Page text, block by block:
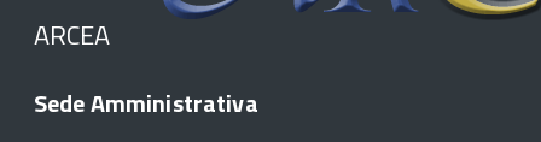
ARCEA
Sede Amministrativa